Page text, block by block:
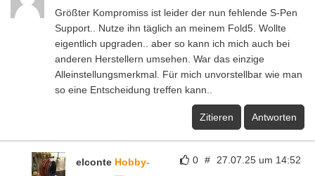
Größter Kompromiss ist leider der nun fehlende S-Pen
Support.. Nutze ihn täglich an meinem Fold5. Wollte
eigentlich upgraden.. aber so kann ich mich auch bei
anderen Herstellern umsehen. War das einzige
Alleinstellungsmerkmal. Für mich unvorstellbar wie man
so eine Entscheidung treffen kann..
Zitieren Antworten
0 # 27.07.25 um 14:52
elconte Hobby-